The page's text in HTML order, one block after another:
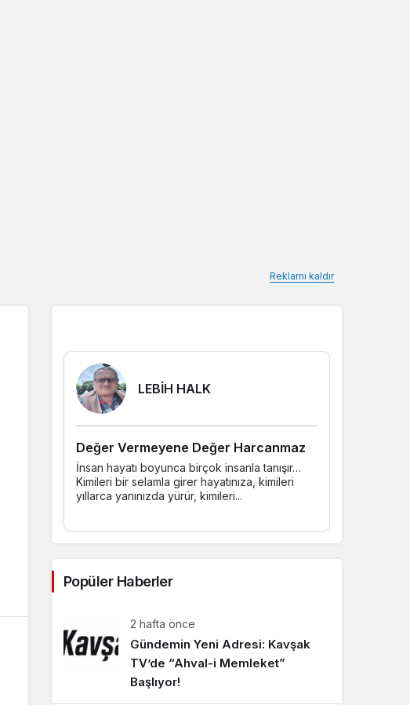
Reklamı kaldır
LEBİH HALK
Değer Vermeyene Değer Harcanmaz
İnsan hayatı boyunca birçok insanla tanışır…
Kimileri bir selamla girer hayatınıza, kimileri
yıllarca yanınızda yürür, kimileri...
Popüler Haberler
2 hafta önce
Gündemin Yeni Adresi: Kavşak
TV’de “Ahval-i Memleket”
Başlıyor!